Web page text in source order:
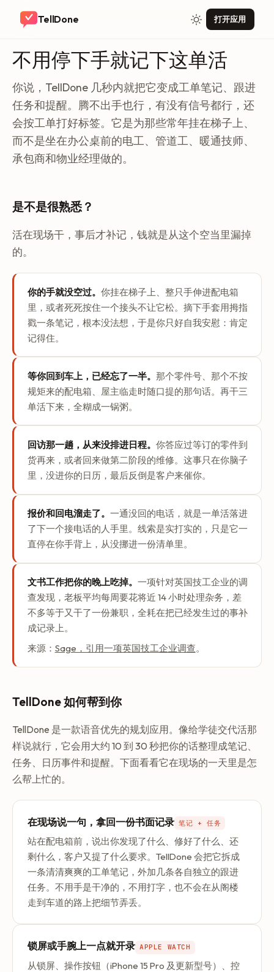
TellDone 打开应用
不用停下手就记下这单活
你说，TellDone 几秒内就把它变成工单笔记、跟进
任务和提醒。腾不出手也行，有没有信号都行，还
会按工单打好标签。它是为那些常年挂在梯子上、
而不是坐在办公桌前的电工、管道工、暖通技师、
承包商和物业经理做的。
是不是很熟悉？
活在现场干，事后才补记，钱就是从这个空当里漏掉
的。
你的手就没空过。 你挂在梯子上、整只手伸进配电箱
里，或者死死按住一个接头不让它松。摘下手套用拇指
戳一条笔记，根本没法想，于是你只好自我安慰：肯定
记得住。
等你回到车上，已经忘了一半。 那个零件号、那个不按
规矩来的配电箱、屋主临走时随口提的那句话。再干三
单活下来，全糊成一锅粥。
回访那一趟，从来没排进日程。 你答应过等订的零件到
货再来，或者回来做第二阶段的维修。这事只在你脑子
里，没进你的日历，最后反倒是客户来催你。
报价和回电溜走了。 一通没回的电话，就是一单活落进
了下一个接电话的人手里。线索是实打实的，只是它一
直停在你手背上，从没挪进一份清单里。
文书工作把你的晚上吃掉。 一项针对英国技工企业的调
查发现，老板平均每周要花将近 14 小时处理杂务，差
不多等于又干了一份兼职，全耗在把已经发生过的事补
成记录上。
来源： Sage，引用一项英国技工企业调查。
TellDone 如何帮到你
TellDone 是一款语音优先的规划应用。像给学徒交代活那
样说就行，它会用大约 10 到 30 秒把你的话整理成笔记、
任务、日历事件和提醒。下面看看它在现场的一天里是怎
么帮上忙的。
在现场说一句，拿回一份书面记录 笔记 + 任务
站在配电箱前，说出你发现了什么、修好了什么、还
剩什么，客户又提了什么要求。TellDone 会把它拆成
一条清清爽爽的工单笔记，外加几条各自独立的跟进
任务。不用手是干净的，不用打字，也不会在从阁楼
走到车道的路上把细节弄丢。
锁屏或手腕上一点就开录 APPLE WATCH
从锁屏、操作按钮（iPhone 15 Pro 及更新型号）、控